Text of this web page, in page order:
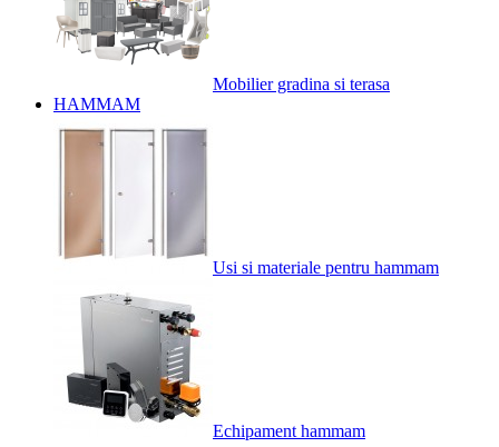
Mobilier gradina si terasa
HAMMAM
Usi si materiale pentru hammam
Echipament hammam